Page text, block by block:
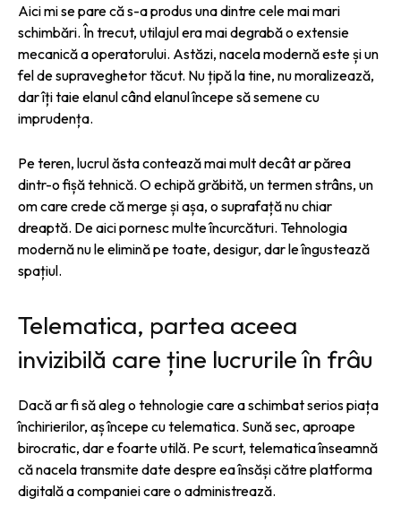
Aici mi se pare că s-a produs una dintre cele mai mari
schimbări. În trecut, utilajul era mai degrabă o extensie
mecanică a operatorului. Astăzi, nacela modernă este și un
fel de supraveghetor tăcut. Nu țipă la tine, nu moralizează,
dar îți taie elanul când elanul începe să semene cu
imprudența.
Pe teren, lucrul ăsta contează mai mult decât ar părea
dintr-o fișă tehnică. O echipă grăbită, un termen strâns, un
om care crede că merge și așa, o suprafață nu chiar
dreaptă. De aici pornesc multe încurcături. Tehnologia
modernă nu le elimină pe toate, desigur, dar le îngustează
spațiul.
Telematica, partea aceea
invizibilă care ține lucrurile în frâu
Dacă ar fi să aleg o tehnologie care a schimbat serios piața
închirierilor, aș începe cu telematica. Sună sec, aproape
birocratic, dar e foarte utilă. Pe scurt, telematica înseamnă
că nacela transmite date despre ea însăși către platforma
digitală a companiei care o administrează.